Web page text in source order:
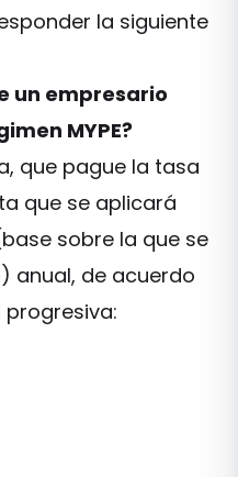
la siguiente
un empresario
MYPE?
que pague la tasa
que se aplicará
sobre la que se
anual, de acuerdo